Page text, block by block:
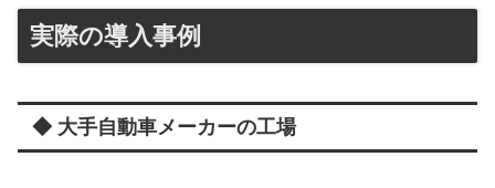
実際の導入事例
◆ 大手自動車メーカーの工場